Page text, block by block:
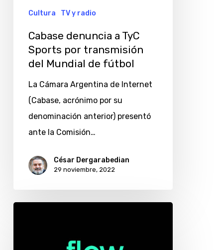
transmisión
Mundial
Cultura TV y radio
Cabase denuncia a TyC
Sports por transmisión
del Mundial de fútbol
La Cámara Argentina de Internet
(Cabase, acrónimo por su
denominación anterior) presentó
ante la Comisión…
César Dergarabedian
29 noviembre, 2022